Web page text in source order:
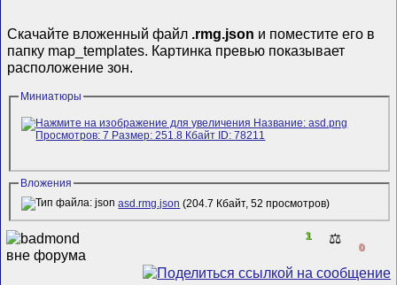
Скачайте вложенный файл .rmg.json и поместите его в
папку map_templates. Картинка превью показывает
расположение зон.
Миниатюры
Вложения
asd.rmg.json (204.7 Кбайт, 52 просмотров)
1 ⚖️
0